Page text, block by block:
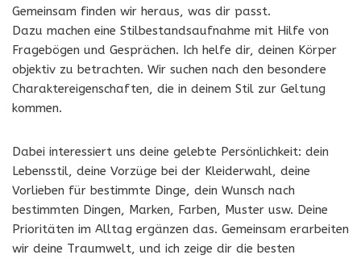
Gemeinsam finden wir heraus, was dir passt.
Dazu machen eine Stilbestandsaufnahme mit Hilfe von
Fragebögen und Gesprächen. Ich helfe dir, deinen Körper
objektiv zu betrachten. Wir suchen nach den besondere
Charaktereigenschaften, die in deinem Stil zur Geltung
kommen.
Dabei interessiert uns deine gelebte Persönlichkeit: dein
Lebensstil, deine Vorzüge bei der Kleiderwahl, deine
Vorlieben für bestimmte Dinge, dein Wunsch nach
bestimmten Dingen, Marken, Farben, Muster usw. Deine
Prioritäten im Alltag ergänzen das. Gemeinsam erarbeiten
wir deine Traumwelt, und ich zeige dir die besten